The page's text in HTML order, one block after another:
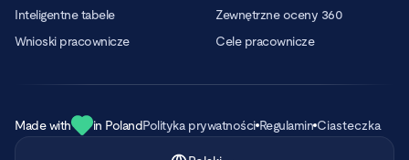
Inteligentne tabele
Wnioski pracownicze
Zewnętrzne oceny 360
Cele pracownicze
Made with in PolandPolityka prywatności Regulamin Ciasteczka